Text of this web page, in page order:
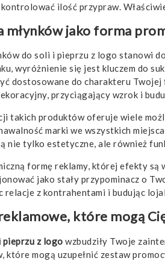
ilość przypraw.
młynków jako forma
do soli i pieprzu z logo stanowi
wyróżnienie się jest kluczem do
dostosowane do charakteru
przyciągający wzrok i
takich produktów oferuje wiele
marki we wszystkich
nie tylko estetyczne, ale również
formę reklamy, której efekty
jako stały przypominacz o
relacje z kontrahentami i budując
które mogą
pieprzu z logo wzbudziły Twoje
które mogą uzupełnić zestaw